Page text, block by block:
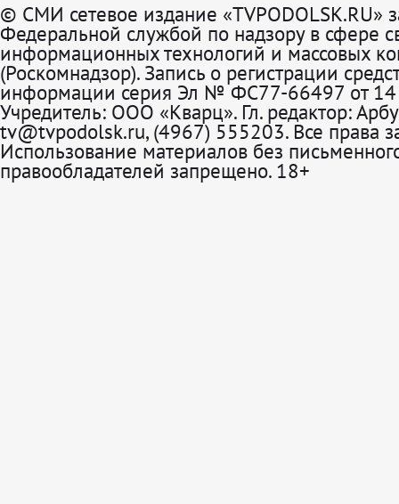
© СМИ сетевое издание «TVPODOLSK.RU»
Федеральной службой по надзору в сфере
информационных технологий и массовых
(Роскомнадзор). Запись о регистрации
информации серия Эл № ФС77-66497 от 14
Учредитель: ООО «Кварц». Гл. редактор:
tv@tvpodolsk.ru, (4967) 555203. Все права
Использование материалов без
правообладателей запрещено. 18+